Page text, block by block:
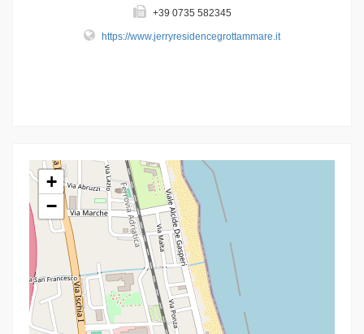
+39 0735 582345
https://www.jerryresidencegrottammare.it
+
−